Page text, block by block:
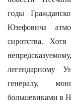
годы
Юзефовича
сиротства.
легендарному
генералу,
большевиками в